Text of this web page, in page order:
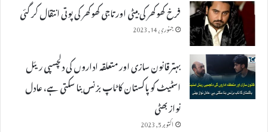
فرخ کھوکھر کی بیٹی اور تاجی کھوکھر کی پوتی انتقال کر گئی
جنوری 14, 2023
بہتر قانون سازی اور متعلقہ اداروں کی دلچسپی ریئل
اسٹیٹ کو پاکستان کا ٹاپ بزنس بنا سکتی ہے، عادل
نواز بھٹی
اکتوبر 5, 2023